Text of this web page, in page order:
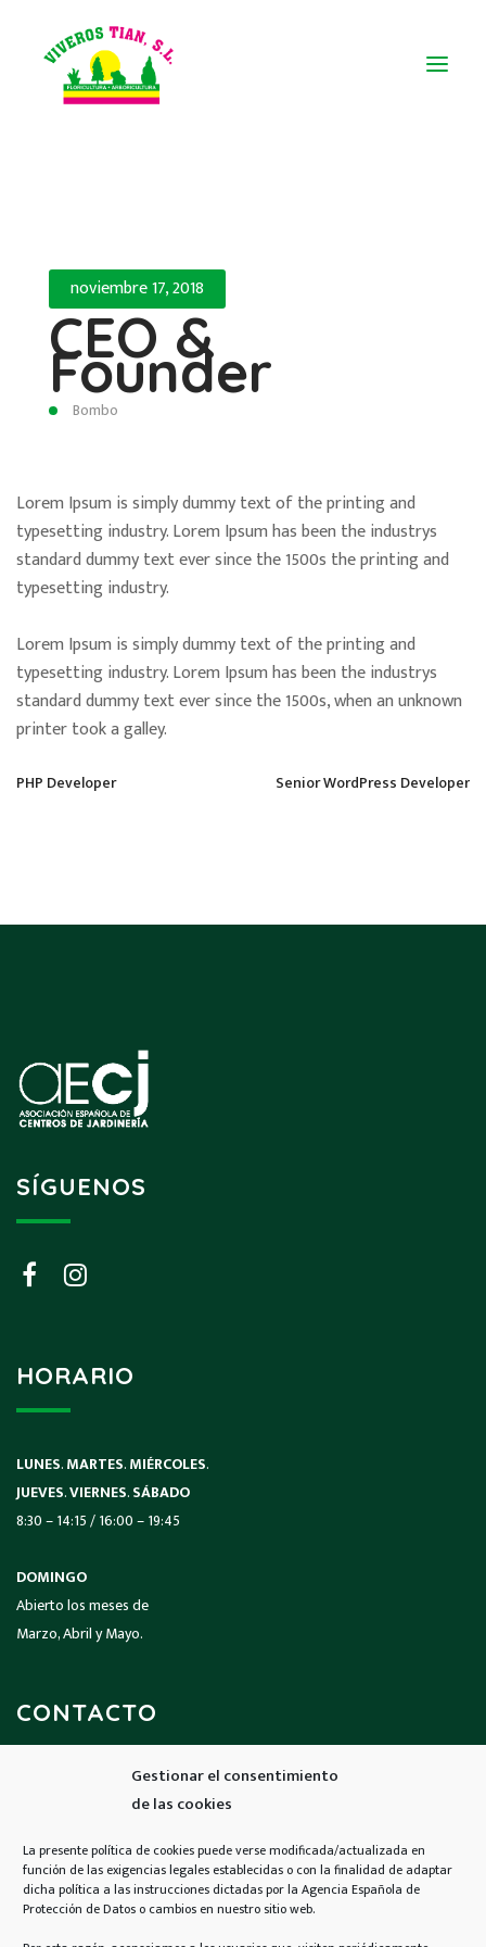
Gestionar el consentimiento
de las cookies
La presente política de cookies puede verse modificada/actualizada en
función de las exigencias legales establecidas o con la finalidad de adaptar
dicha política a las instrucciones dictadas por la Agencia Española de
Protección de Datos o cambios en nuestro sitio web.
noviembre 17, 2018
CEO &
Founder
Bombo
Lorem Ipsum is simply dummy text of the printing and
typesetting industry. Lorem Ipsum has been the industrys
standard dummy text ever since the 1500s the printing and
typesetting industry.
Lorem Ipsum is simply dummy text of the printing and
typesetting industry. Lorem Ipsum has been the industrys
standard dummy text ever since the 1500s, when an unknown
printer took a galley.
PHP Developer Senior WordPress Developer
SÍGUENOS
HORARIO
LUNES.MARTES.MIÉRCOLES.
JUEVES.VIERNES.SÁBADO
8:30 – 14:15 / 16:00 – 19:45
DOMINGO
Abierto los meses de
Marzo, Abril y Mayo.
CONTACTO
Email
contacto@viverostian.com